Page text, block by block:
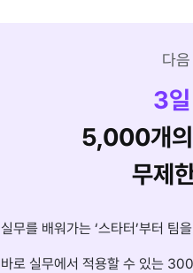
다
3
5,000개의
무제
실무를 배워가는 ‘스타터’부터 팀
바로 실무에서 적용할 수 있는